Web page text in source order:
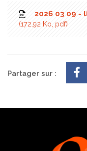
2026 03 09 -
172,92 Ko, pdf
Partager sur :